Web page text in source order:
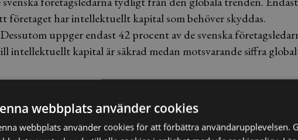
företaget har intellektuellt kapital som behöver skyddas.
uppger endast 42 procent av de svenska
intellektuellt kapital är säkrad medan motsvarande siffra
känner igen. Företag och företagsledare verkar förknippa
och patent. Man bortser lätt från affärsplaner, prislistor,
mer.
webbplats använder cookies
webbplats använder cookies för att förbättra användarupplevelsen.